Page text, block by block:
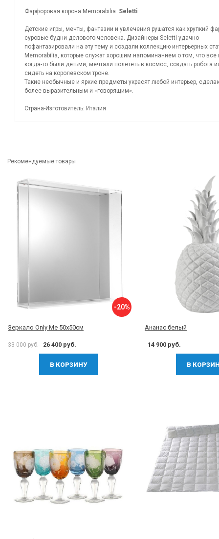
Фарфоровая корона Memorabilia Seletti
Детские игры, мечты, фантазии и увлечения рушатся как хрупкий
суровые будни делового человека. Дизайнеры Seletti удачно
пофантазировали на эту тему и создали коллекцию интерьерных
Memorabilia, которые служат хорошим напоминанием о том, что все
когда-то были детьми, мечтали полететь в космос, создать робота
сидеть на королевском троне.
Такие необычные и яркие предметы украсят любой интерьер,
более выразительным и «говорящим».
Страна-Изготовитель: Италия
Рекомендуемые товары
-20%
Зеркало Only Me 50x50см
33 000 руб. 26 400 руб.
В КОРЗИНУ
Ананас белый
14 900 руб.
В